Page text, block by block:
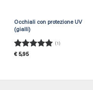
Occhiali con protezione UV
(gialli)
Rated
(1)
€5,95